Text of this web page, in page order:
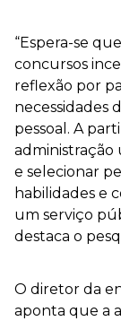
“Espera-se
concursos
reflexão por
necessidades
pessoal. A
administração
e selecionar
habilidades e
um serviço
destaca o
O diretor da
aponta que a